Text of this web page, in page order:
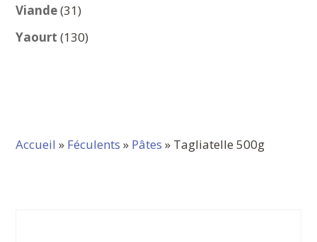
Viande 3131
produits
Yaourt 130130
Accueil » Féculents » Pâtes » Tagliatelle 500g